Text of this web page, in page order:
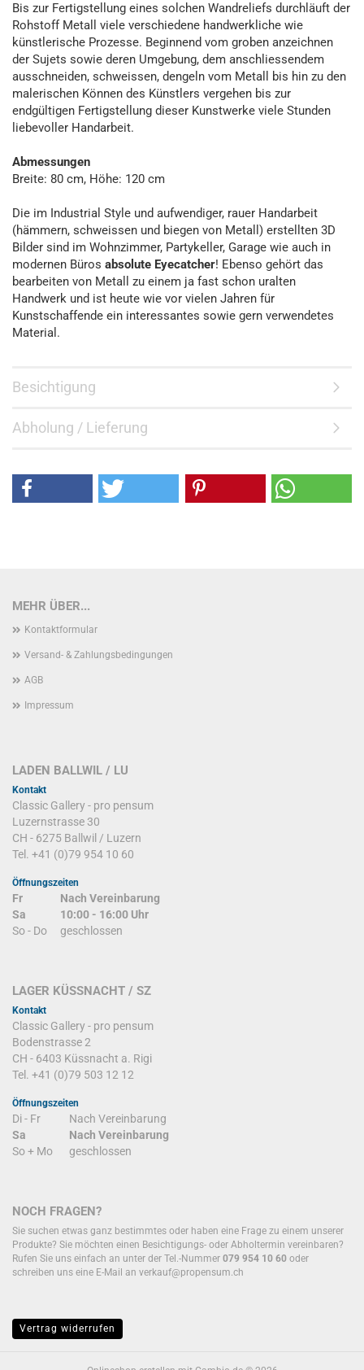
Bis zur Fertigstellung eines solchen Wandreliefs durchläuft der
Rohstoff Metall viele verschiedene handwerkliche wie
künstlerische Prozesse. Beginnend vom groben anzeichnen
der Sujets sowie deren Umgebung, dem anschliessendem
ausschneiden, schweissen, dengeln vom Metall bis hin zu den
malerischen Können des Künstlers vergehen bis zur
endgültigen Fertigstellung dieser Kunstwerke viele Stunden
liebevoller Handarbeit.
Abmessungen
Breite: 80 cm, Höhe: 120 cm
Die im Industrial Style und aufwendiger, rauer Handarbeit
(hämmern, schweissen und biegen von Metall) erstellten 3D
Bilder sind im Wohnzimmer, Partykeller, Garage wie auch in
modernen Büros absolute Eyecatcher! Ebenso gehört das
bearbeiten von Metall zu einem ja fast schon uralten
Handwerk und ist heute wie vor vielen Jahren für
Kunstschaffende ein interessantes sowie gern verwendetes
Material.
Besichtigung
Abholung / Lieferung
MEHR ÜBER...
Kontaktformular
Versand- & Zahlungsbedingungen
AGB
Impressum
LADEN BALLWIL / LU
Kontakt
Classic Gallery - pro pensum
Luzernstrasse 30
CH - 6275 Ballwil / Luzern
Tel. +41 (0)79 954 10 60
Öffnungszeiten
Fr
Nach Vereinbarung
Sa
10:00 - 16:00 Uhr
So - Do
geschlossen
LAGER KÜSSNACHT / SZ
Kontakt
Classic Gallery - pro pensum
Bodenstrasse 2
CH - 6403 Küssnacht a. Rigi
Tel. +41 (0)79 503 12 12
Öffnungszeiten
Di - Fr
Nach Vereinbarung
Sa
Nach Vereinbarung
So + Mo
geschlossen
NOCH FRAGEN?
Sie suchen etwas ganz bestimmtes oder haben eine Frage zu einem unserer
Produkte? Sie möchten einen Besichtigungs- oder Abholtermin vereinbaren?
Rufen Sie uns einfach an unter der Tel.-Nummer 079 954 10 60 oder
schreiben uns eine E-Mail an verkauf@propensum.ch
Vertrag widerrufen